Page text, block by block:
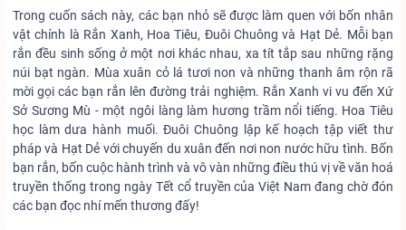
Trong cuốn sách này, các bạn nhỏ sẽ được làm quen với bốn nhân
vật chính là Rắn Xanh, Hoa Tiêu, Đuôi Chuông và Hạt Dẻ. Mỗi bạn
rắn đều sinh sống ở một nơi khác nhau, xa tít tắp sau những rặng
núi bạt ngàn. Mùa xuân cỏ lá tươi non và những thanh âm rộn rã
mời gọi các bạn rắn lên đường trải nghiệm. Rắn Xanh vi vu đến Xứ
Sở Sương Mù - một ngôi làng làm hương trầm nổi tiếng. Hoa Tiêu
học làm dưa hành muối. Đuôi Chuông lập kế hoạch tập viết thư
pháp và Hạt Dẻ với chuyến du xuân đến nơi non nước hữu tình. Bốn
bạn rắn, bốn cuộc hành trình và vô vàn những điều thú vị về văn hoá
truyền thống trong ngày Tết cổ truyền của Việt Nam đang chờ đón
các bạn đọc nhí mến thương đấy!